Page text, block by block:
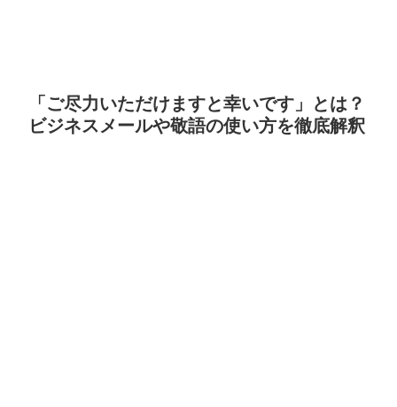
「ご尽力いただけますと幸いです」とは？
ビジネスメールや敬語の使い方を徹底解釈